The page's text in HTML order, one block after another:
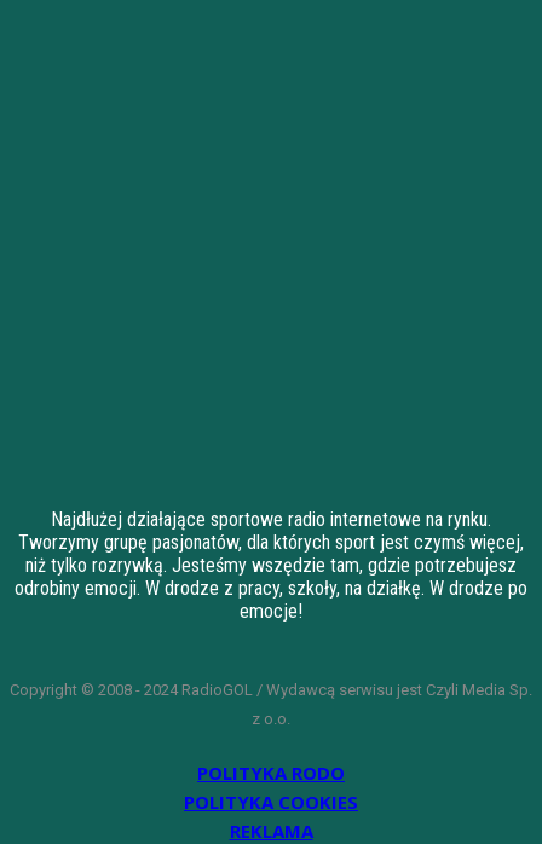
Najdłużej działające sportowe radio internetowe na rynku.
Tworzymy grupę pasjonatów, dla których sport jest czymś więcej,
niż tylko rozrywką. Jesteśmy wszędzie tam, gdzie potrzebujesz
odrobiny emocji. W drodze z pracy, szkoły, na działkę. W drodze po
emocje!
Copyright © 2008 - 2024 RadioGOL / Wydawcą serwisu jest Czyli Media Sp.
z o.o.
POLITYKA RODO
POLITYKA COOKIES
REKLAMA